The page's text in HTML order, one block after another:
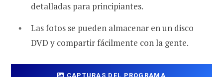
detalladas para principiantes.
Las fotos se pueden almacenar en un disco
DVD y compartir fácilmente con la gente.
CAPTURAS DEL PROGRAMA